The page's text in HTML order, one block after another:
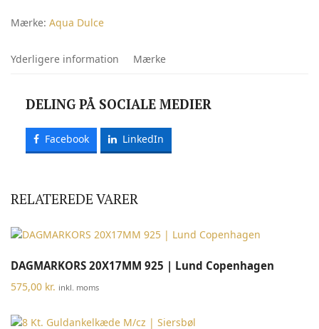
Dulce
Mærke: Aqua Dulce
Yderligere information Mærke
DELING PÅ SOCIALE MEDIER
Facebook LinkedIn
RELATEREDE VARER
DAGMARKORS 20X17MM 925 | Lund Copenhagen
575,00 kr. inkl. moms